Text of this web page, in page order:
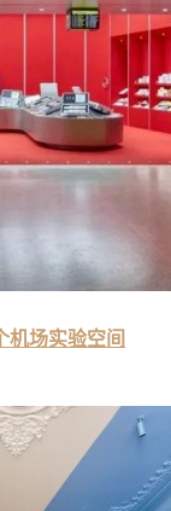
场实验空间